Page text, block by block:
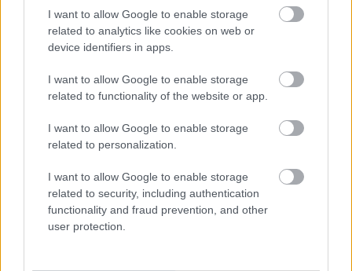
I want to allow Google to enable storage
related to analytics like cookies on web or
device identifiers in apps.
I want to allow Google to enable storage
related to functionality of the website or app.
I want to allow Google to enable storage
related to personalization.
I want to allow Google to enable storage
related to security, including authentication
functionality and fraud prevention, and other
user protection.
KÁNIKULA 2026 - ENYHÜL A HŐSÉG, DE MÉG
NINCS VÉGE: SZOMBATTÓL MÁR “CSAK”
MÁSODFOKÚ RIASZTÁS LESZ ÉRVÉNYBEN
A július vége óta tartó harmadfokú hőségriasztást
mérséklik, de a tartós meleg miatt továbbra is
fokozott óvatosságra van szükség.
Szólj hozzá!